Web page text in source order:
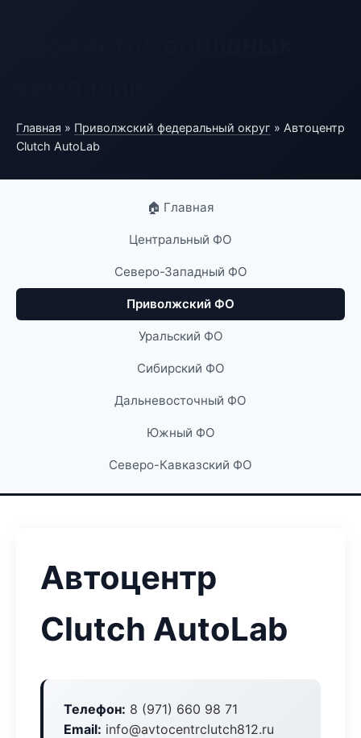
Главная » Приволжский федеральный округ » Автоцентр
Clutch AutoLab
🏠 Главная
Центральный ФО
Северо-Западный ФО
Приволжский ФО
Уральский ФО
Сибирский ФО
Дальневосточный ФО
Южный ФО
Северо-Кавказский ФО
Автоцентр
Clutch AutoLab
Телефон: 8 (971) 660 98 71
Email: info@avtocentrclutch812.ru